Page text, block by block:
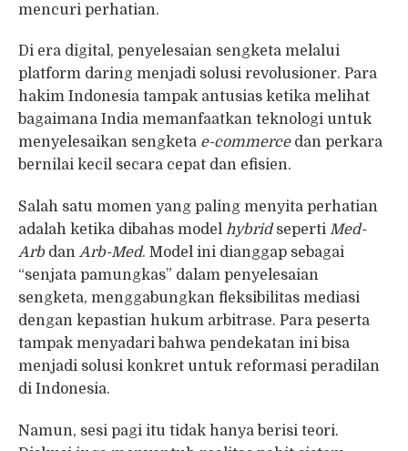
mencuri perhatian.
Di era digital, penyelesaian sengketa melalui
platform daring menjadi solusi revolusioner. Para
hakim Indonesia tampak antusias ketika melihat
bagaimana India memanfaatkan teknologi untuk
menyelesaikan sengketa e-commercedan perkara
bernilai kecil secara cepat dan efisien.
Salah satu momen yang paling menyita perhatian
adalah ketika dibahas model hybridseperti Med-
Arbdan Arb-Med. Model ini dianggap sebagai
“senjata pamungkas” dalam penyelesaian
sengketa, menggabungkan fleksibilitas mediasi
dengan kepastian hukum arbitrase. Para peserta
tampak menyadari bahwa pendekatan ini bisa
menjadi solusi konkret untuk reformasi peradilan
di Indonesia.
Namun, sesi pagi itu tidak hanya berisi teori.